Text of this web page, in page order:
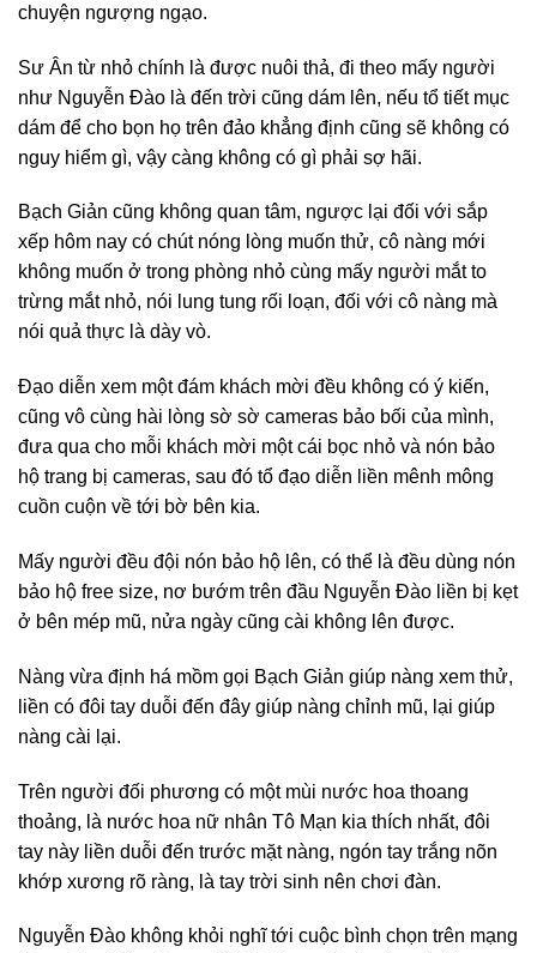
chuyện ngượng ngạo.
Sư Ân từ nhỏ chính là được nuôi thả, đi theo mấy người
như Nguyễn Đào là đến trời cũng dám lên, nếu tổ tiết mục
dám để cho bọn họ trên đảo khẳng định cũng sẽ không có
nguy hiểm gì, vậy càng không có gì phải sợ hãi.
Bạch Giản cũng không quan tâm, ngược lại đối với sắp
xếp hôm nay có chút nóng lòng muốn thử, cô nàng mới
không muốn ở trong phòng nhỏ cùng mấy người mắt to
trừng mắt nhỏ, nói lung tung rối loạn, đối với cô nàng mà
nói quả thực là dày vò.
Đạo diễn xem một đám khách mời đều không có ý kiến,
cũng vô cùng hài lòng sờ sờ cameras bảo bối của mình,
đưa qua cho mỗi khách mời một cái bọc nhỏ và nón bảo
hộ trang bị cameras, sau đó tổ đạo diễn liền mênh mông
cuồn cuộn về tới bờ bên kia.
Mấy người đều đội nón bảo hộ lên, có thể là đều dùng nón
bảo hộ free size, nơ bướm trên đầu Nguyễn Đào liền bị kẹt
ở bên mép mũ, nửa ngày cũng cài không lên được.
Nàng vừa định há mồm gọi Bạch Giản giúp nàng xem thử,
liền có đôi tay duỗi đến đây giúp nàng chỉnh mũ, lại giúp
nàng cài lại.
Trên người đối phương có một mùi nước hoa thoang
thoảng, là nước hoa nữ nhân Tô Mạn kia thích nhất, đôi
tay này liền duỗi đến trước mặt nàng, ngón tay trắng nõn
khớp xương rõ ràng, là tay trời sinh nên chơi đàn.
Nguyễn Đào không khỏi nghĩ tới cuộc bình chọn trên mạng